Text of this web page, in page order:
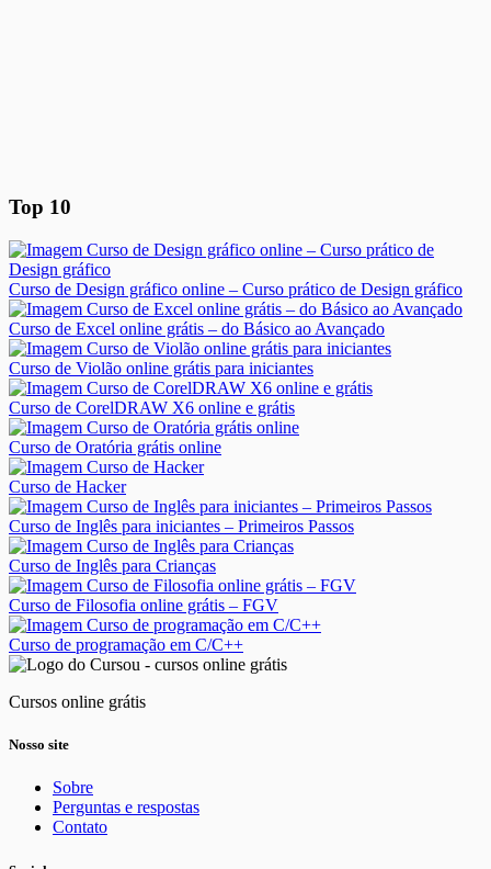
Top 10
Curso de Design gráfico online – Curso prático de Design gráfico
Curso de Excel online grátis – do Básico ao Avançado
Curso de Violão online grátis para iniciantes
Curso de CorelDRAW X6 online e grátis
Curso de Oratória grátis online
Curso de Hacker
Curso de Inglês para iniciantes – Primeiros Passos
Curso de Inglês para Crianças
Curso de Filosofia online grátis – FGV
Curso de programação em C/C++
Cursos online grátis
Nosso site
Sobre
Perguntas e respostas
Contato